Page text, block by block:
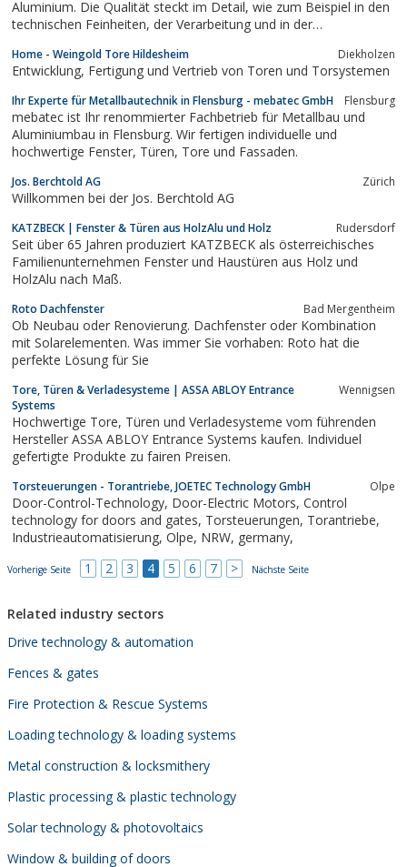
Aluminium. Die Qualität steckt im Detail, wie zum Beispiel in den
technischen Feinheiten, der Verarbeitung und in der
Qualitätsfenstern aus Holz und Holz-Alu natürlich aus Vorarlberg!
Home - Weingold Tore Hildesheim Diekholzen
Entwicklung, Fertigung und Vertrieb von Toren und Torsystemen
Ihr Experte für Metallbautechnik in Flensburg - mebatec GmbH Flensburg
mebatec ist Ihr renommierter Fachbetrieb für Metallbau und
Aluminiumbau in Flensburg. Wir fertigen individuelle und
hochwertige Fenster, Türen, Tore und Fassaden.
Jos. Berchtold AG Zürich
Willkommen bei der Jos. Berchtold AG
KATZBECK | Fenster & Türen aus HolzAlu und Holz Rudersdorf
Seit über 65 Jahren produziert KATZBECK als österreichisches
Familienunternehmen Fenster und Haustüren aus Holz und
HolzAlu nach Maß.
Roto Dachfenster Bad Mergentheim
Ob Neubau oder Renovierung. Dachfenster oder Kombination
mit Solarelementen. Was immer Sie vorhaben: Roto hat die
perfekte Lösung für Sie
Tore, Türen & Verladesysteme | ASSA ABLOY Entrance
Systems
Wennigsen
Hochwertige Tore, Türen und Verladesysteme vom führenden
Hersteller ASSA ABLOY Entrance Systems kaufen. Individuel
gefertigte Produkte zu fairen Preisen.
Torsteuerungen - Torantriebe, JOETEC Technology GmbH Olpe
Door-Control-Technology, Door-Electric Motors, Control
technology for doors and gates, Torsteuerungen, Torantriebe,
Industrieautomatisierung, Olpe, NRW, germany,
Vorherige Seite 1 2 3 4 5 6 7 > Nächste Seite
Related industry sectors
Drive technology & automation
Fences & gates
Fire Protection & Rescue Systems
Loading technology & loading systems
Metal construction & locksmithery
Plastic processing & plastic technology
Solar technology & photovoltaics
Window & building of doors